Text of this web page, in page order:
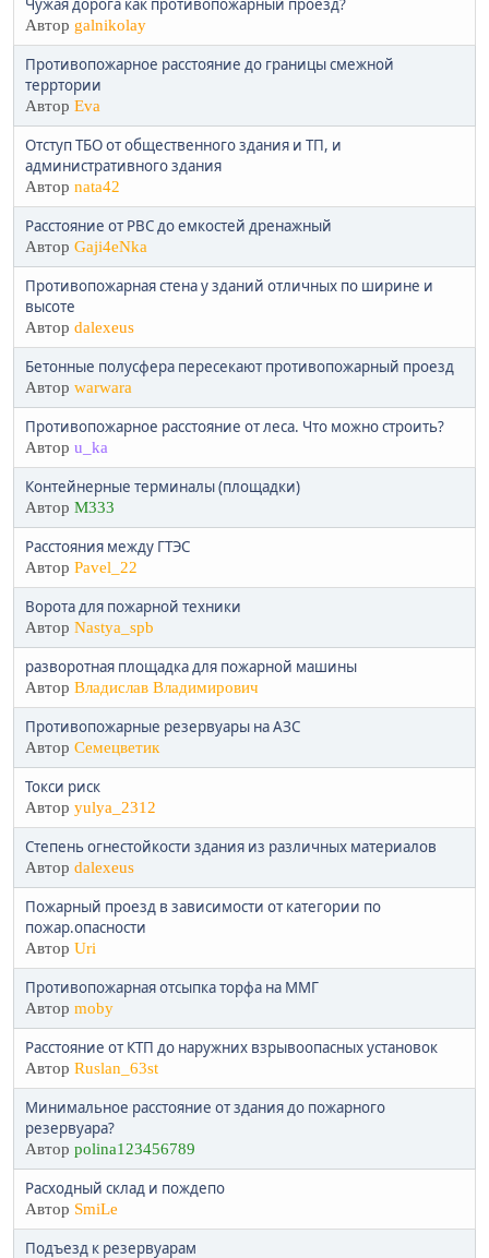
Чужая дорога как противопожарный проезд?
Автор galnikolay
Противопожарное расстояние до границы смежной
терртории
Автор Eva
Отступ ТБО от общественного здания и ТП, и
административного здания
Автор nata42
Расстояние от РВС до емкостей дренажный
Автор Gaji4eNka
Противопожарная стена у зданий отличных по ширине и
высоте
Автор dalexeus
Бетонные полусфера пересекают противопожарный проезд
Автор warwara
Противопожарное расстояние от леса. Что можно строить?
Автор u_ka
Контейнерные терминалы (площадки)
Автор M333
Расстояния между ГТЭС
Автор Pavel_22
Ворота для пожарной техники
Автор Nastya_spb
разворотная площадка для пожарной машины
Автор Владислав Владимирович
Противопожарные резервуары на АЗС
Автор Семецветик
Токси риск
Автор yulya_2312
Степень огнестойкости здания из различных материалов
Автор dalexeus
Пожарный проезд в зависимости от категории по
пожар.опасности
Автор Uri
Противопожарная отсыпка торфа на ММГ
Автор moby
Расстояние от КТП до наружних взрывоопасных установок
Автор Ruslan_63st
Минимальное расстояние от здания до пожарного
резервуара?
Автор polina123456789
Расходный склад и пождепо
Автор SmiLe
Подъезд к резервуарам